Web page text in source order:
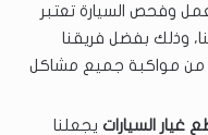
وفحص السيارة تعتبر
وذلك بفضل فريقنا
من مواكبة جميع مشاكل
غيار السيارات يجعلنا